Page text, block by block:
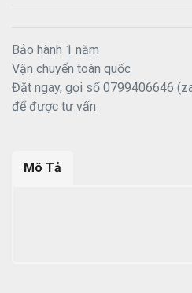
Bảo hành 1 năm
Vận chuyển toàn quốc
Đặt ngay, gọi số 0799406646
để được tư vấn
Mô Tả